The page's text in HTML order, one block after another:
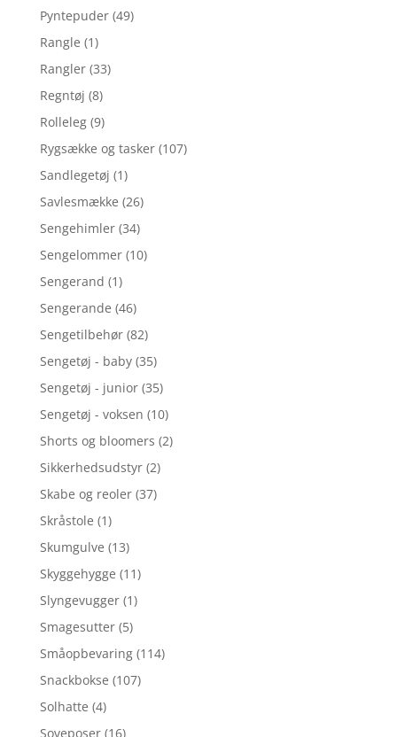
Pyntepuder (49)
Rangle (1)
Rangler (33)
Regntøj (8)
Rolleleg (9)
Rygsække og tasker (107)
Sandlegetøj (1)
Savlesmække (26)
Sengehimler (34)
Sengelommer (10)
Sengerand (1)
Sengerande (46)
Sengetilbehør (82)
Sengetøj - baby (35)
Sengetøj - junior (35)
Sengetøj - voksen (10)
Shorts og bloomers (2)
Sikkerhedsudstyr (2)
Skabe og reoler (37)
Skråstole (1)
Skumgulve (13)
Skyggehygge (11)
Slyngevugger (1)
Smagesutter (5)
Småopbevaring (114)
Snackbokse (107)
Solhatte (4)
Soveposer (16)